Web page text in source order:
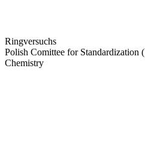
Ringversuchs
Polish Comittee for Standardization
Chemistry